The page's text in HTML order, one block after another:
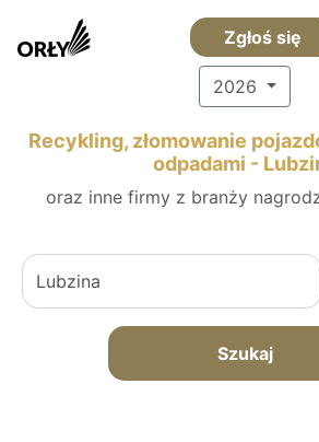
Zgłoś się
2026
Recykling, złomowanie
odpadami -
oraz inne firmy z branży
Szukaj